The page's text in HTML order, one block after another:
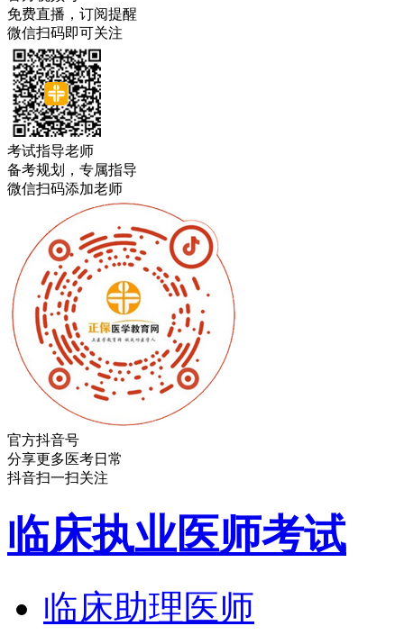
免费直播，订阅提醒
微信扫码即可关注
考试指导老师
备考规划，专属指导
微信扫码添加老师
官方抖音号
分享更多医考日常
抖音扫一扫关注
临床执业医师考试
临床助理医师